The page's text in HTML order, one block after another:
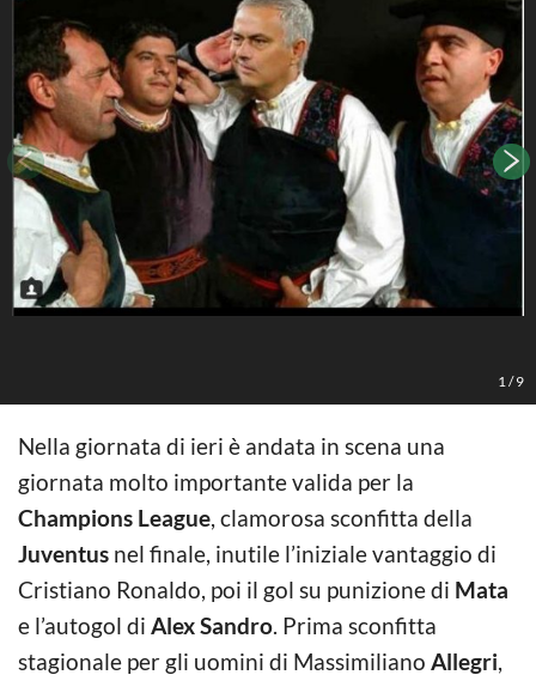
1 /9
Nella giornata di ieri è andata in scena una
giornata molto importante valida per la
Champions League, clamorosa sconfitta della
Juventus nel finale, inutile l’iniziale vantaggio di
Cristiano Ronaldo, poi il gol su punizione di Mata
e l’autogol di Alex Sandro. Prima sconfitta
stagionale per gli uomini di Massimiliano Allegri,